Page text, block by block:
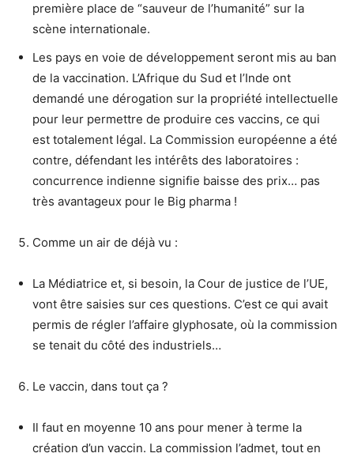
première place de “sauveur de l’humanité” sur la
scène internationale.
Les pays en voie de développement seront mis au ban
de la vaccination. L’Afrique du Sud et l’Inde ont
demandé une dérogation sur la propriété intellectuelle
pour leur permettre de produire ces vaccins, ce qui
est totalement légal. La Commission européenne a été
contre, défendant les intérêts des laboratoires :
concurrence indienne signifie baisse des prix… pas
très avantageux pour le Big pharma !
Comme un air de déjà vu :
La Médiatrice et, si besoin, la Cour de justice de l’UE,
vont être saisies sur ces questions. C’est ce qui avait
permis de régler l’affaire glyphosate, où la commission
se tenait du côté des industriels…
Le vaccin, dans tout ça ?
Il faut en moyenne 10 ans pour mener à terme la
création d’un vaccin. La commission l’admet, tout en